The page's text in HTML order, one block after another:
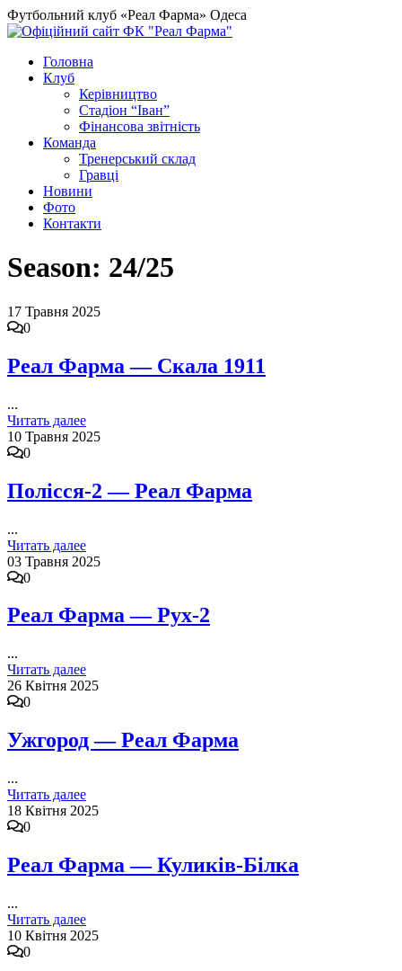
Футбольний клуб «Реал Фарма» Одеса
Головна
Клуб
Керівництво
Стадіон “Іван”
Фінансова звітність
Команда
Тренерський склад
Гравці
Новини
Фото
Контакти
Season: 24/25
17 Травня 2025
0
Реал Фарма — Скала 1911
...
Читать далее
10 Травня 2025
0
Полісся-2 — Реал Фарма
...
Читать далее
03 Травня 2025
0
Реал Фарма — Рух-2
...
Читать далее
26 Квітня 2025
0
Ужгород — Реал Фарма
...
Читать далее
18 Квітня 2025
0
Реал Фарма — Куликів-Білка
...
Читать далее
10 Квітня 2025
0